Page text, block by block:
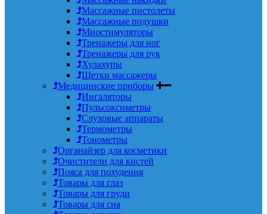
Массажные пистолеты
Массажные подушки
Миостимуляторы
Тренажеры для ног
Тренажеры для рук
Хулахупы
Щетки массажеры
Медицинские приборы
Ингаляторы
Пульсоксиметры
Слуховые аппараты
Термометры
Тонометры
Органайзер для косметики
Очистители для кистей
Пояса для похудения
Товары для глаз
Товары для груди
Товары для сна